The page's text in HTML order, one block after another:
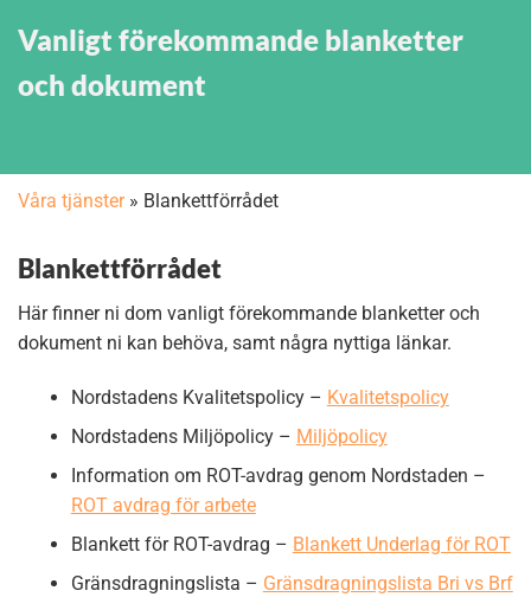
Vanligt förekommande blanketter
och dokument
Våra tjänster» Blankettförrådet
Blankettförrådet
Här finner ni dom vanligt förekommande blanketter och
dokument ni kan behöva, samt några nyttiga länkar.
Nordstadens Kvalitetspolicy – Kvalitetspolicy
Nordstadens Miljöpolicy – Miljöpolicy
Information om ROT-avdrag genom Nordstaden –
ROT avdrag för arbete
Blankett för ROT-avdrag – Blankett Underlag för ROT
Gränsdragningslista – Gränsdragningslista Bri vs Brf